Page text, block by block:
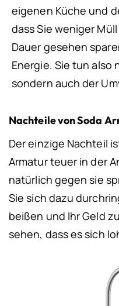
eigenen Küche und
dass Sie weniger
Dauer gesehen
Energie. Sie tun also
sondern auch der
Nachteile von Soda
Der einzige Nachteil
Armatur teuer in der
natürlich gegen sie
Sie sich dazu
beißen und Ihr Geld
sehen, dass es sich